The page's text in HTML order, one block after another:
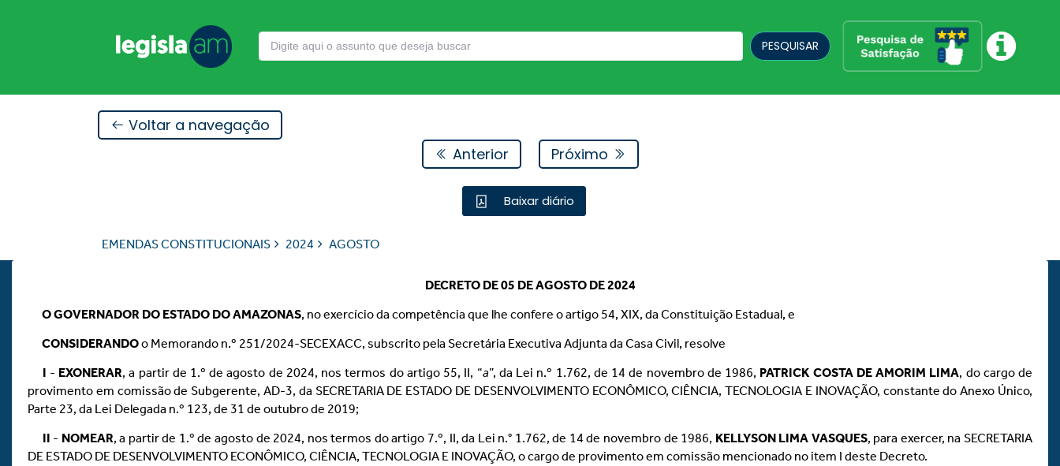
PESQUISAR
Voltar a navegação
Anterior
Próximo
Baixar diário
EMENDAS CONSTITUCIONAIS 2024 AGOSTO
DECRETO DE 05 DE AGOSTO DE 2024
O GOVERNADOR DO ESTADO DO AMAZONAS, no exercício da competência que lhe confere o artigo 54, XIX, da Constituição Estadual, e
CONSIDERANDOo Memorando n.º 251/2024-SECEXACC, subscrito pela Secretária Executiva Adjunta da Casa Civil, resolve
I - EXONERAR, a partir de 1.º de agosto de 2024, nos termos do artigo 55, II, “a”, da Lei n.º 1.762, de 14 de novembro de 1986, PATRICK COSTA DE AMORIM LIMA, do cargo de
provimento em comissão de Subgerente, AD-3, da SECRETARIA DE ESTADO DE DESENVOLVIMENTO ECONÔMICO, CIÊNCIA, TECNOLOGIA E INOVAÇÃO, constante do Anexo Único,
Parte 23, da Lei Delegada n.º 123, de 31 de outubro de 2019;
II - NOMEAR, a partir de 1.º de agosto de 2024, nos termos do artigo 7.º, II, da Lei n.° 1.762, de 14 de novembro de 1986, KELLYSON LIMA VASQUES, para exercer, na SECRETARIA
DE ESTADO DE DESENVOLVIMENTO ECONÔMICO, CIÊNCIA, TECNOLOGIA E INOVAÇÃO, o cargo de provimento em comissão mencionado no item I deste Decreto.